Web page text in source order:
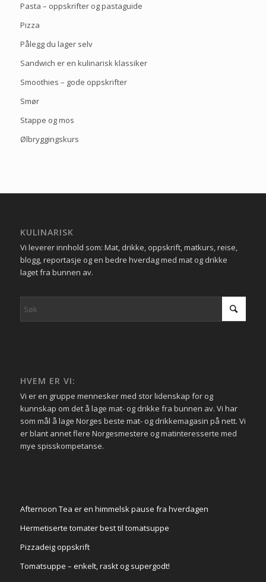
Pasta – oppskrifter og pastaguide
Pizza
Pålegg du lager selv
Sandwich er en kulinarisk klassiker
Smoothies – gode oppskrifter
Smør
Stappe og mos
Ølbryggingskurs
KULINARISK
Vi leverer innhold som: Mat, drikke, oppskrift, matkurs, reise,
blogg, reportasje og en bedre hverdag med mat og drikke
laget fra bunnen av.
HVEM ER VI:
Vi er en gruppe mennesker med stor lidenskap for og
kunnskap om det å lage mat- og drikke fra bunnen av. Vi har
som mål å lage Norges beste mat- og drikkemagasin på nett. Vi
er blant annet flere Norgesmestere og matinteresserte med
mye spisskompetanse.
Afternoon Tea er en himmelsk pause fra hverdagen
Hermetiserte tomater best til tomatsuppe
Pizzadeig oppskrift
Tomatsuppe – enkelt, raskt og supergodt!